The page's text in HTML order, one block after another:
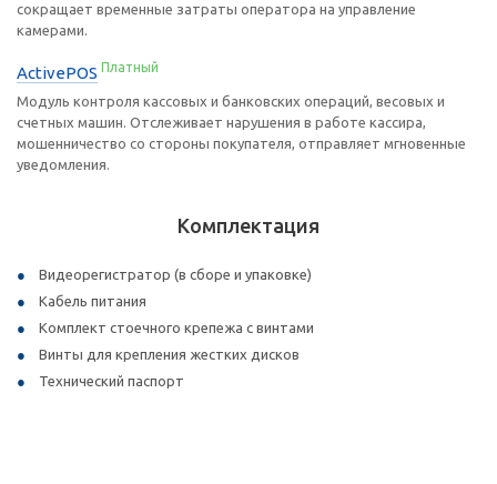
сокращает временные затраты оператора на управление
камерами.
ActivePOS Платный
Модуль контроля кассовых и банковских операций, весовых и
счетных машин. Отслеживает нарушения в работе кассира,
мошенничество со стороны покупателя, отправляет мгновенные
уведомления.
Комплектация
Видеорегистратор (в сборе и упаковке)
Кабель питания
Комплект стоечного крепежа с винтами
Винты для крепления жестких дисков
Технический паспорт